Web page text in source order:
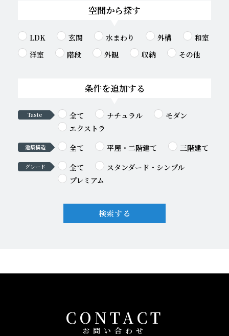
空間から探す
LDK 玄関 水まわり 外構
和室
洋室
階段 外観 収納 その他
条件を追加する
Taste 全て ナチュラル
モダン
エクストラ
建築構造 全て 平屋・二階建て 三階建て
グレード 全て
スタンダード・シンプル
プレミアム
検索する
CONTACT
お問い合わせ